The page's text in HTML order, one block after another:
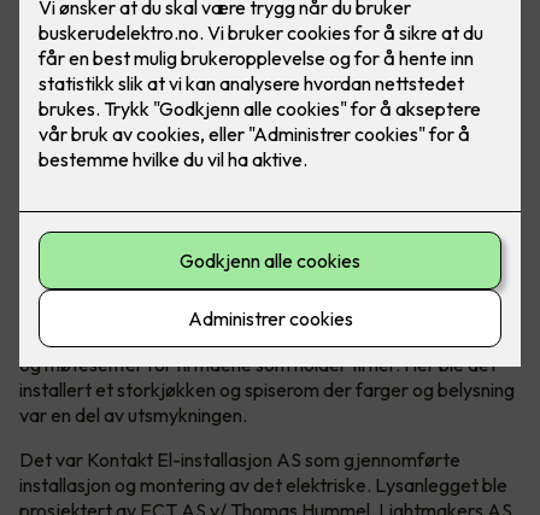
Felles kantine og møtesenter
Kantinen i Malmskriverveien 18 i Sandvika er en felles kantine
og møtesenter for firmaene som holder til her. Her ble det
installert et storkjøkken og spiserom der farger og belysning
var en del av utsmykningen.
Det var Kontakt El-installasjon AS som gjennomførte
installasjon og montering av det elektriske. Lysanlegget ble